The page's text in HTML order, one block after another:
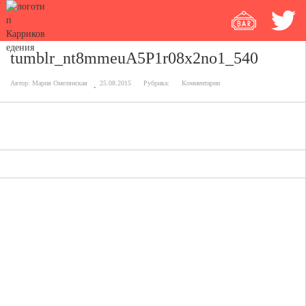
tumblr_nt8mmeuA5P1r08x2no1_540
Автор: Мария Омелянская 25.08.2015 Рубрика: Комментарии